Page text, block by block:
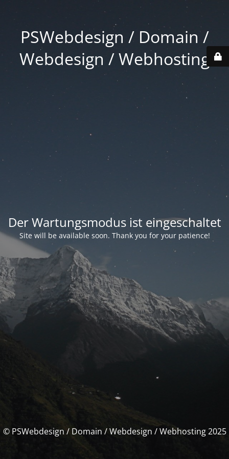
PSWebdesign / Domain /
Webdesign / Webhosting
Der Wartungsmodus ist eingeschaltet
Site will be available soon. Thank you for your patience!
© PSWebdesign / Domain / Webdesign / Webhosting 2025